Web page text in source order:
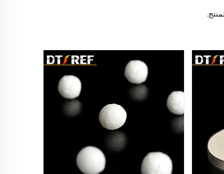
12
Apr, 2024
Jun, 2026
– مواد أولية
عالية النقاء من شركة كايفنغ
الحرارة